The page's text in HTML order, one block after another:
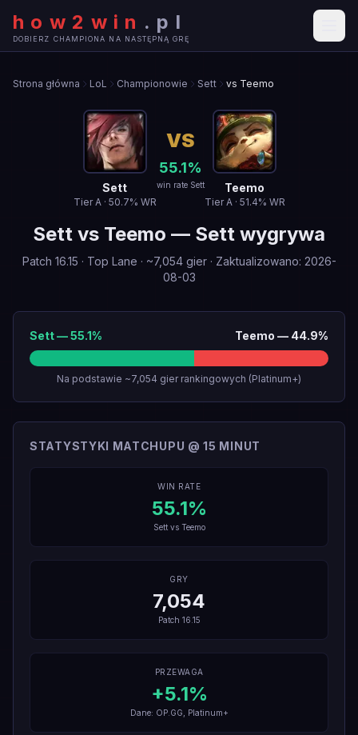
how2win . pl
DOBIERZ CHAMPIONA NA NASTĘPNĄ GRĘ
Strona główna LoL Championowie Sett vs Teemo
Sett
TierA· 50.7% WR
VS
55.1%
win rate Sett Teemo
TierA· 51.4% WR
Sett vs Teemo — Sett wygrywa
Patch 16.15 · Top Lane · ~7,054 gier· Zaktualizowano: 2026-
08-03
Sett—55.1% Teemo — 44.9%
Na podstawie ~7,054 gier rankingowych (Platinum+)
STATYSTYKI MATCHUPU @ 15 MINUT
WIN RATE
55.1%
Settvs Teemo
GRY
7,054
Patch 16.15
PRZEWAGA
+5.1%
Dane: OP.GG, Platinum+